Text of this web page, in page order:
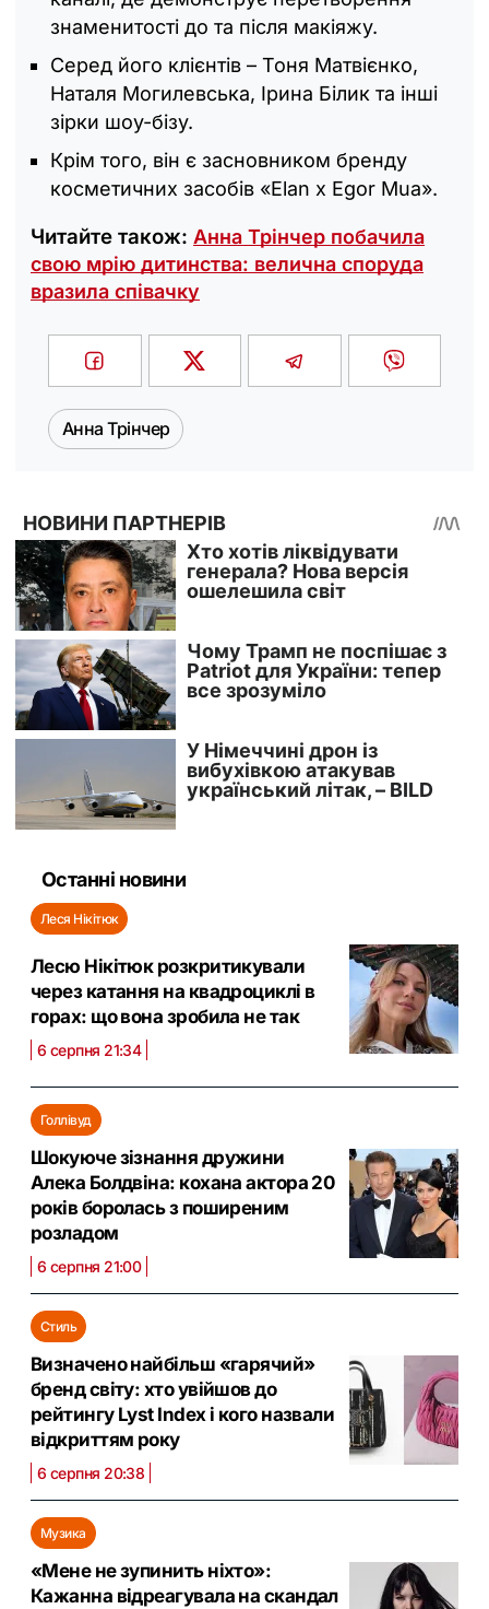
знаменитості до та після макіяжу.
Серед його клієнтів – Тоня Матвієнко,
Наталя Могилевська, Ірина Білик та інші
зірки шоу-бізу.
Крім того, він є засновником бренду
косметичних засобів «Elan x Egor Mua».
Читайте також: Анна Трінчер побачила
свою мрію дитинства: велична споруда
вразила співачку
Анна Трінчер
Останні новини
Леся Нікітюк
Лесю Нікітюк розкритикували
через катання на квадроциклі в
горах: що вона зробила не так
6 серпня 21:34
Голлівуд
Шокуюче зізнання дружини
Алека Болдвіна: кохана актора 20
років боролась з поширеним
розладом
6 серпня 21:00
Стиль
Визначено найбільш «гарячий»
бренд світу: хто увійшов до
рейтингу Lyst Index і кого назвали
відкриттям року
6 серпня 20:38
Музика
«Мене не зупинить ніхто»:
Кажанна відреагувала на скандал